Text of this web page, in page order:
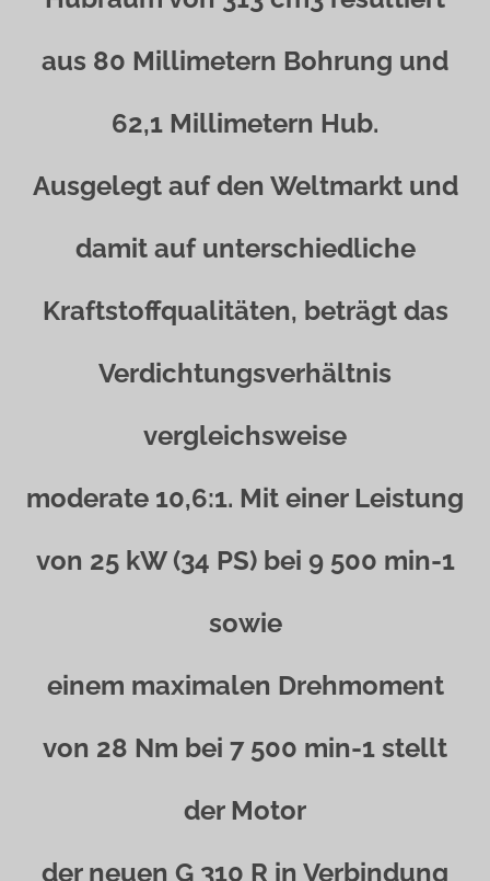
aus 80 Millimetern Bohrung und
62,1 Millimetern Hub.
Ausgelegt auf den Weltmarkt und
damit auf unterschiedliche
Kraftstoffqualitäten, beträgt das
Verdichtungsverhältnis
vergleichsweise
moderate 10,6:1. Mit einer Leistung
von 25 kW (34 PS) bei 9 500 min-1
sowie
einem maximalen Drehmoment
von 28 Nm bei 7 500 min-1 stellt
der Motor
der neuen G 310 R in Verbindung